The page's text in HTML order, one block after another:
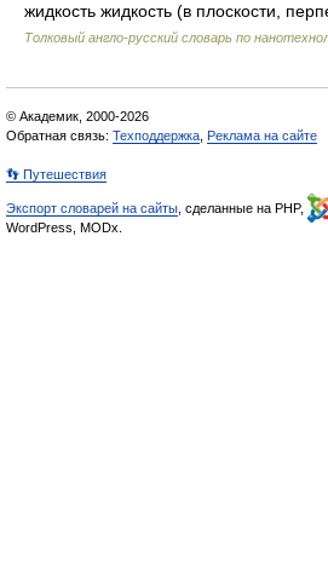
жидкость жидкость (в плоскости,
Толковый англо-русский словарь по
© Академик, 2000-2026
Обратная связь: Техподдержка Реклама на сайте
👣 Путешествия
Экспорт словарей на сайты , сделанные на PHP,
WordPress, MODx.